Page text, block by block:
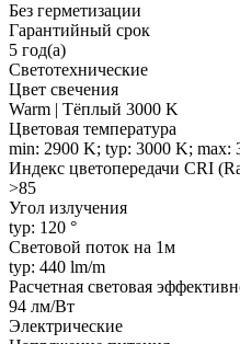
Без герметизации
Гарантийный срок
5 год(а)
Светотехнические
Цвет свечения
Warm | Тёплый 3000 K
Цветовая температура
min: 2900 K; typ: 3000 K; max:
Индекс цветопередачи CRI
>85
Угол излучения
typ: 120 °
Световой поток на 1м
typ: 440 lm/m
Расчетная световая
94 лм/Вт
Электрические